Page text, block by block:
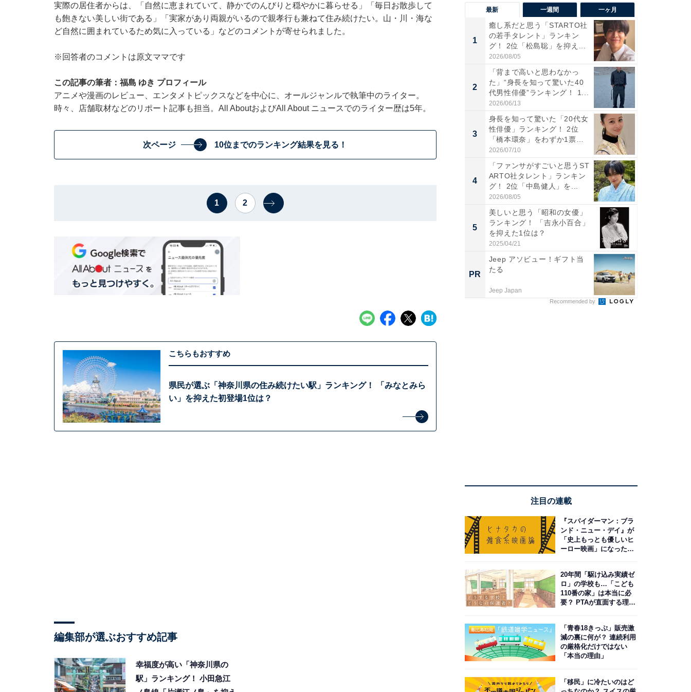
実際の居住者からは、「自然に恵まれていて、静かでのんびりと穏やかに暮らせる」「毎日お散歩して
も飽きない美しい街である」「実家があり両親がいるので親孝行も兼ねて住み続けたい。山・川・海な
ど自然に囲まれているため気に入っている」などのコメントが寄せられました。
※回答者のコメントは原文ママです
この記事の筆者：福島 ゆき プロフィール
アニメや漫画のレビュー、エンタメトピックスなどを中心に、オールジャンルで執筆中のライター。
時々、店舗取材などのリポート記事も担当。All AboutおよびAll About ニュースでのライター歴は5年。
次ページ 10位までのランキング結果を見る！
1 2
こちらもおすすめ
県民が選ぶ「神奈川県の住み続けたい駅」ランキング！ 「みなとみら
い」を抑えた初登場1位は？
編集部が選ぶおすすめ記事
幸福度が高い「神奈川県の
駅」ランキング！ 小田急江
最新 一週間 一ヶ月
1
癒し系だと思う「STARTO社
の若手タレント」ランキン
グ！ 2位「松島聡」を抑え...
2026/08/05
2
「背まで高いと思わなかっ
た」“身長を知って驚いた40
代男性俳優”ランキング！ 1...
2026/06/13
3
身長を知って驚いた「20代女
性俳優」ランキング！ 2位
「橋本環奈」をわずか1票
差...
2026/07/10
4
「ファンサがすごいと思うST
ARTO社タレント」ランキン
グ！ 2位「中島健人」を...
2026/08/05
5
美しいと思う「昭和の女優」
ランキング！ 「吉永小百合」
を抑えた1位は？
2025/04/21
PR
Jeep アソビュー！ギフト当
たる
Jeep Japan
Recommended by
注目の連載
『スパイダーマン：ブラ
ンド・ニュー・デイ』が
「史上もっとも優しいヒ
ーロー映画」になった理
20年間「駆け込み実績ゼ
ロ」の学校も…「こども
110番の家」は本当に必
要？ PTAが直面する理想
「青春18きっぷ」販売激
減の裏に何が？ 連続利用
の厳格化だけではない
「本当の理由」
「移民」に冷たいのはど